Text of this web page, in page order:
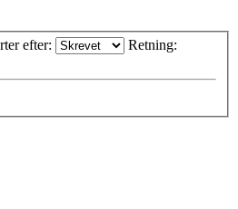
efter: Retning: